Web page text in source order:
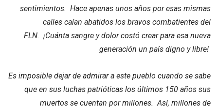
sentimientos. Hace apenas unos años por esas mismas
calles caían abatidos los bravos combatientes del
FLN. ¡Cuánta sangre y dolor costó crear para esa nueva
generación un país digno y libre!
Es imposible dejar de admirar a este pueblo cuando se sabe
que en sus luchas patrióticas los últimos 150 años sus
muertos se cuentan por millones. Así, millones de